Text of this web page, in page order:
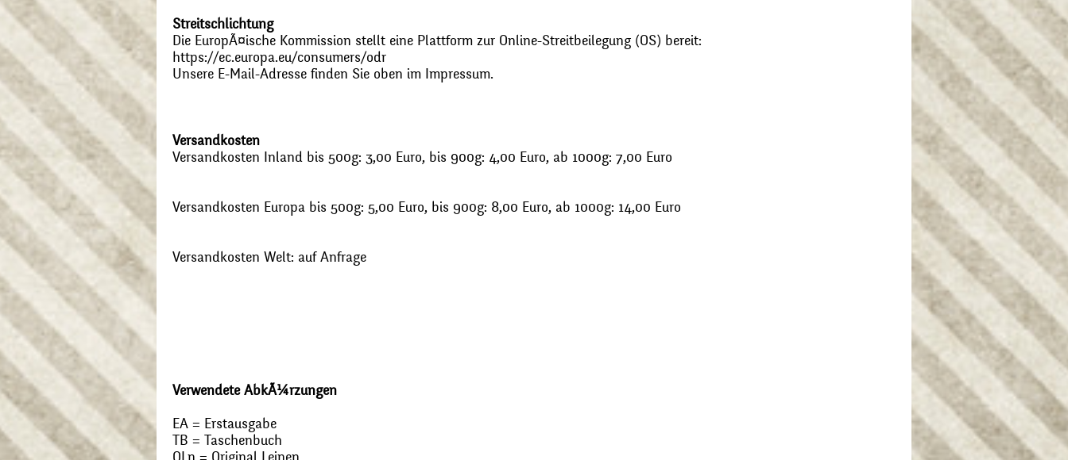
Streitschlichtung
Die EuropÃ¤ische Kommission stellt eine Plattform zur Online-Streitbeilegung (OS) bereit:
https://ec.europa.eu/consumers/odr
Unsere E-Mail-Adresse finden Sie oben im Impressum.
Versandkosten
Versandkosten Inland bis 500g: 3,00 Euro, bis 900g: 4,00 Euro, ab 1000g: 7,00 Euro
Versandkosten Europa bis 500g: 5,00 Euro, bis 900g: 8,00 Euro, ab 1000g: 14,00 Euro
Versandkosten Welt: auf Anfrage
Verwendete AbkÃ¼rzungen
EA = Erstausgabe
TB = Taschenbuch